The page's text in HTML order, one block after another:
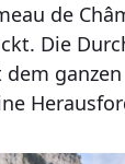
de
Die